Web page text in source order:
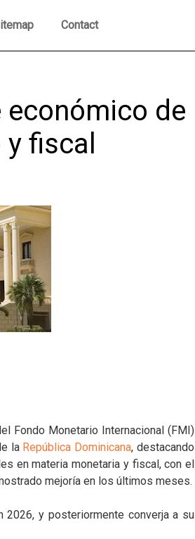
Contact
económico de
fiscal
Fondo Monetario Internacional (FMI)
la República Dominicana, destacando
en materia monetaria y fiscal, con el
mejoría en los últimos meses.
y posteriormente converja a su